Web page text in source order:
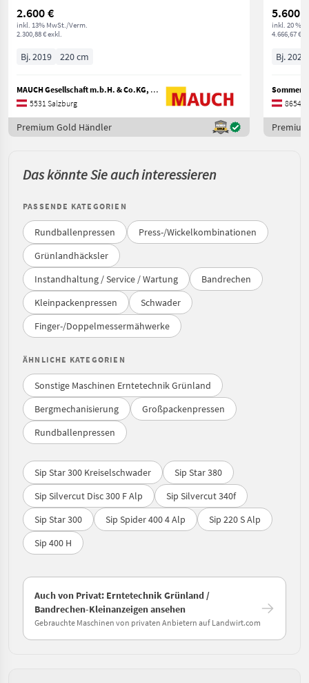
2.600 €
inkl. 13% MwSt./Verm.
2.300,88 € exkl.
Bj. 2019 220 cm
MAUCH Gesellschaft m.b.H. & Co.KG, Eben
5531 Salzburg
Premium Gold Händler
5.600 €
inkl. 20 %
4.666,67 €
Bj. 2024
8654
Das könnte Sie auch interessieren
PASSENDE KATEGORIEN
Rundballenpressen
Press-/Wickelkombinationen
Grünlandhäcksler
Instandhaltung / Service / Wartung
Bandrechen
Kleinpackenpressen
Schwader
Finger-/Doppelmessermähwerke
ÄHNLICHE KATEGORIEN
Sonstige Maschinen Erntetechnik Grünland
Bergmechanisierung
Großpackenpressen
Rundballenpressen
Sip Star 300 Kreiselschwader
Sip Star 380
Sip Silvercut Disc 300 F Alp
Sip Silvercut 340f
Sip Star 300
Sip Spider 400 4 Alp
Sip 220 S Alp
Sip 400 H
Auch von Privat: Erntetechnik Grünland /
Bandrechen-Kleinanzeigen ansehen
Gebrauchte Maschinen von privaten Anbietern auf Landwirt.com